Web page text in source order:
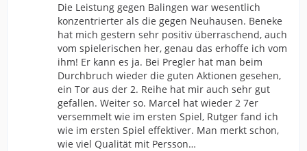
Die Leistung gegen Balingen war wesentlich
konzentrierter als die gegen Neuhausen. Beneke
hat mich gestern sehr positiv überraschend, auch
vom spielerischen her, genau das erhoffe ich vom
ihm! Er kann es ja. Bei Pregler hat man beim
Durchbruch wieder die guten Aktionen gesehen,
ein Tor aus der 2. Reihe hat mir auch sehr gut
gefallen. Weiter so. Marcel hat wieder 2 7er
versemmelt wie im ersten Spiel, Rutger fand ich
wie im ersten Spiel effektiver. Man merkt schon,
wie viel Qualität mit Persson…